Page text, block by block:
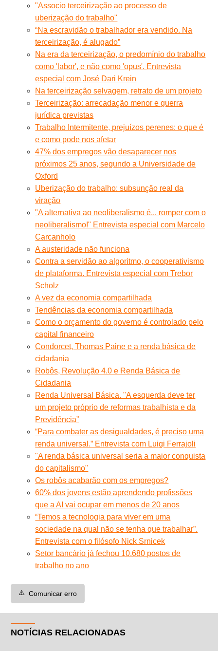
"Associo terceirização ao processo de
uberização do trabalho"
“Na escravidão o trabalhador era vendido. Na
terceirização, é alugado”
Na era da terceirização, o predomínio do trabalho
como 'labor', e não como 'opus'. Entrevista
especial com José Dari Krein
Na terceirização selvagem, retrato de um projeto
Terceirização: arrecadação menor e guerra
jurídica previstas
Trabalho Intermitente, prejuízos perenes: o que é
e como pode nos afetar
47% dos empregos vão desaparecer nos
próximos 25 anos, segundo a Universidade de
Oxford
Uberização do trabalho: subsunção real da
viração
"A alternativa ao neoliberalismo é... romper com o
neoliberalismo!" Entrevista especial com Marcelo
Carcanholo
A austeridade não funciona
Contra a servidão ao algoritmo, o cooperativismo
de plataforma. Entrevista especial com Trebor
Scholz
A vez da economia compartilhada
Tendências da economia compartilhada
Como o orçamento do governo é controlado pelo
capital financeiro
Condorcet, Thomas Paine e a renda básica de
cidadania
Robôs, Revolução 4.0 e Renda Básica de
Cidadania
Renda Universal Básica. "A esquerda deve ter
um projeto próprio de reformas trabalhista e da
Previdência”
“Para combater as desigualdades, é preciso uma
renda universal.” Entrevista com Luigi Ferrajoli
"A renda básica universal seria a maior conquista
do capitalismo"
Os robôs acabarão com os empregos?
60% dos jovens estão aprendendo profissões
que a AI vai ocupar em menos de 20 anos
“Temos a tecnologia para viver em uma
sociedade na qual não se tenha que trabalhar”.
Entrevista com o filósofo Nick Srnicek
Setor bancário já fechou 10.680 postos de
trabalho no ano
⚠️ Comunicar erro
NOTÍCIAS RELACIONADAS